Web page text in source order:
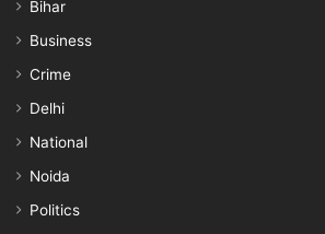
Bihar
Business
Crime
Delhi
National
Noida
Politics